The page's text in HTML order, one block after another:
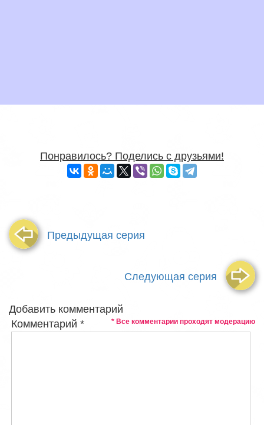
Понравилось? Поделись с друзьями!
Предыдущая серия
Следующая серия
Добавить комментарий
* Все комментарии проходят модерацию
Комментарий*